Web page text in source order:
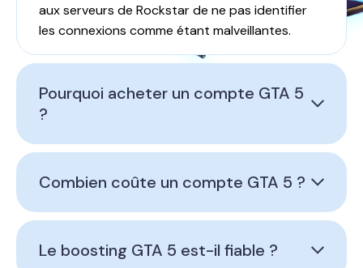
aux serveurs de Rockstar de ne pas identifier
les connexions comme étant malveillantes.
Pourquoi acheter un compte GTA 5
?
Combien coûte un compte GTA 5 ?
Le boosting GTA 5 est-il fiable ?